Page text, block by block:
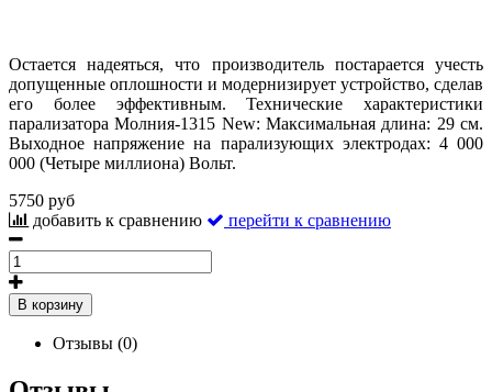
Остается надеяться, что производитель постарается учесть
допущенные оплошности и модернизирует устройство, сделав
его более эффективным. Технические характеристики
парализатора Молния-1315 New: Максимальная длина: 29 см.
Выходное напряжение на парализующих электродах: 4 000
000 (Четыре миллиона) Вольт.
5750 руб
добавить к сравнению
перейти к сравнению
В корзину
Отзывы (0)